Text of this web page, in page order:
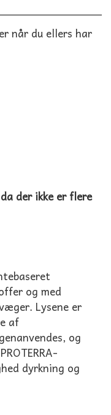
når du ellers har
til 0,2
der ikke er flere
og med
Lysene er
af
og
dyrkning og